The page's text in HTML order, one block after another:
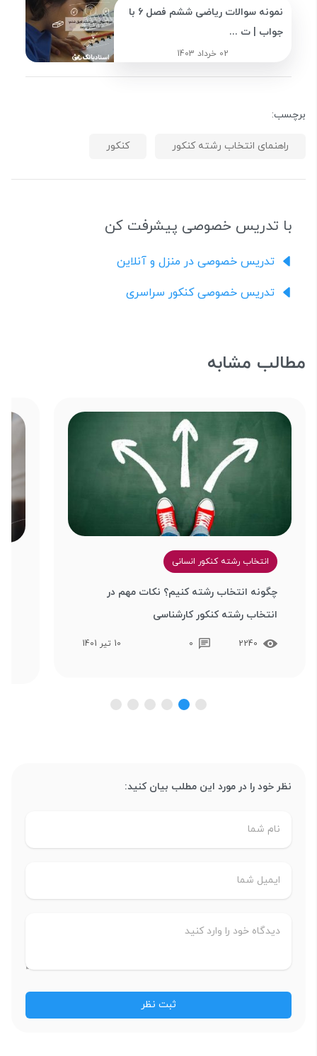
نمونه سوالات ریاضی ششم فصل 6 با
جواب | ت ...
02 خرداد 1403
برچسب:
راهنمای انتخاب رشته کنکور کنکور
با تدریس خصوصی پیشرفت کن
تدریس خصوصی در منزل و آنلاین
تدریس خصوصی کنکور سراسری
مطالب مشابه
انتخاب رشته کنکور انسانی
چگونه انتخاب رشته کنیم؟ نکات مهم در
انتخاب رشته کنکور کارشناسی
2240
0 10 تیر 1401
نظر خود را در مورد این مطلب بیان کنید: